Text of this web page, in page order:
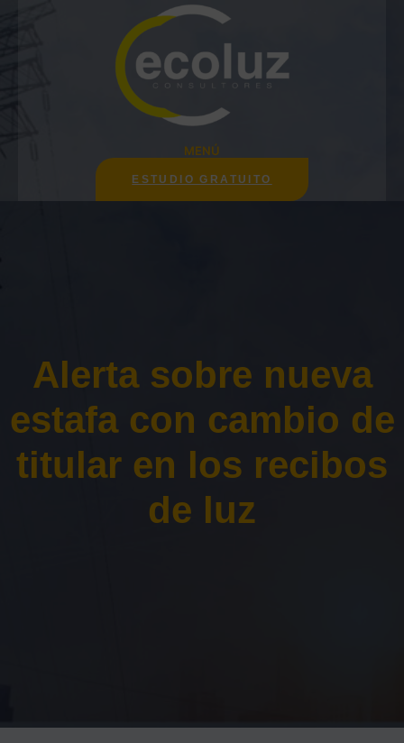
MENÚ
ESTUDIO GRATUITO
Alerta sobre nueva
estafa con cambio de
titular en los recibos
de luz